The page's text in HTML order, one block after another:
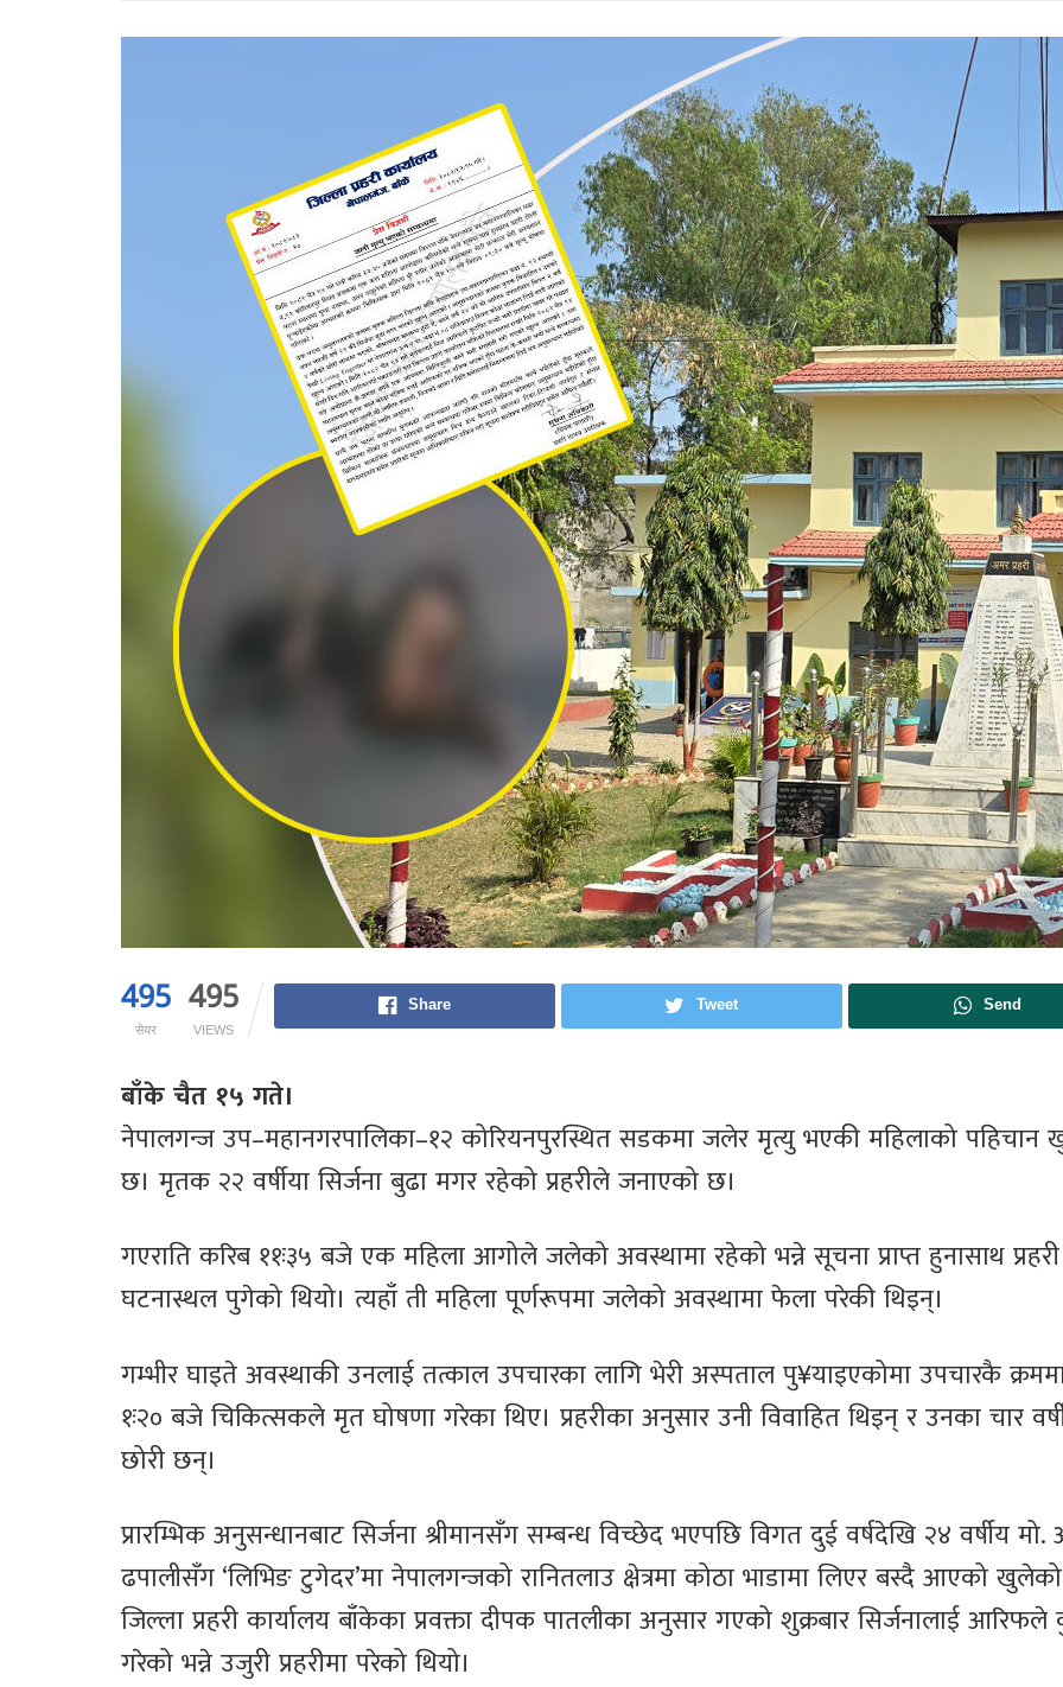
495
सेयर
495
VIEWS
Share Tweet Send
बाँके चैत १५ गते।
नेपालगन्ज उप–महानगरपालिका–१२ कोरियनपुरस्थित सडकमा जलेर मृत्यु भएकी महिलाको पहिचान
छ। मृतक २२ वर्षीया सिर्जना बुढा मगर रहेको प्रहरीले जनाएको छ।
गएराति करिब ११ः३५ बजे एक महिला आगोले जलेको अवस्थामा रहेको भन्ने सूचना प्राप्त हुनासाथ
घटनास्थल पुगेको थियो। त्यहाँ ती महिला पूर्णरूपमा जलेको अवस्थामा फेला परेकी थिइन्।
गम्भीर घाइते अवस्थाकी उनलाई तत्काल उपचारका लागि भेरी अस्पताल पु¥याइएकोमा उपचारकै
१ः२० बजे चिकित्सकले मृत घोषणा गरेका थिए। प्रहरीका अनुसार उनी विवाहित थिइन् र उनका चार
छोरी छन्।
प्रारम्भिक अनुसन्धानबाट सिर्जना श्रीमानसँग सम्बन्ध विच्छेद भएपछि विगत दुई वर्षदेखि २४ वर्षीय
ढपालीसँग ‘लिभिङ टुगेदर’मा नेपालगन्जको रानितलाउ क्षेत्रमा कोठा भाडामा लिएर बस्दै आएको
जिल्ला प्रहरी कार्यालय बाँकेका प्रवक्ता दीपक पातलीका अनुसार गएको शुक्रबार सिर्जनालाई
गरेको भन्ने उजुरी प्रहरीमा परेको थियो।